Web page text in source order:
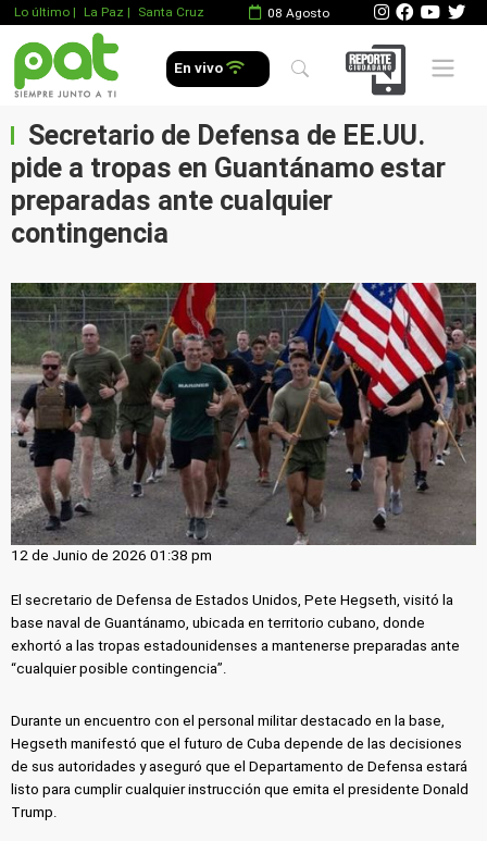
Lo último | La Paz | Santa Cruz 08 Agosto
En vivo Mobile
Secretario de Defensa de EE.UU.
pide a tropas en Guantánamo estar
preparadas ante cualquier
contingencia
12 de Junio de 2026 01:38 pm
El secretario de Defensa de Estados Unidos, Pete Hegseth, visitó la
base naval de Guantánamo, ubicada en territorio cubano, donde
exhortó a las tropas estadounidenses a mantenerse preparadas ante
“cualquier posible contingencia”.
Durante un encuentro con el personal militar destacado en la base,
Hegseth manifestó que el futuro de Cuba depende de las decisiones
de sus autoridades y aseguró que el Departamento de Defensa estará
listo para cumplir cualquier instrucción que emita el presidente Donald
Trump.